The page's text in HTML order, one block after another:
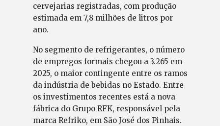
cervejarias registradas, com produção
estimada em 7,8 milhões de litros por
ano.
No segmento de refrigerantes, o número
de empregos formais chegou a 3.265 em
2025, o maior contingente entre os ramos
da indústria de bebidas no Estado. Entre
os investimentos recentes está a nova
fábrica do Grupo RFK, responsável pela
marca Refriko, em São José dos Pinhais.